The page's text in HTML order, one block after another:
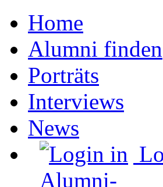
Home
Alumni finden
Porträts
Interviews
News